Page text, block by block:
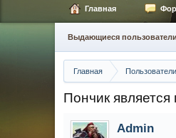
Главная Пользователи
Пончик
Admin
Главная
Выдающиеся пользователи